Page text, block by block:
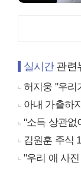
실시간관련
허지웅 "우리
아내 가출하
"소득 상관없
김원훈 주식
"우리 애 사